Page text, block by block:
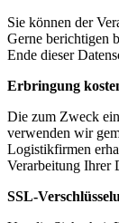
Sie können der
Gerne berichtigen
Ende dieser
Erbringung
Die zum Zweck
verwenden wir
Logistikfirmen
Verarbeitung Ihrer
SSL-